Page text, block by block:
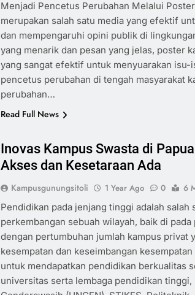
Menjadi Pencetus Perubahan Melalui
merupakan salah satu media yang efektif
dan mempengaruhi opini publik di
yang menarik dan pesan yang jelas, poster
yang sangat efektif untuk menyuarakan isu-
pencetus perubahan di tengah masyarakat
perubahan…
Read Full News
Inovas Kampus Swasta di
Akses dan Kesetaraan Ada
Kampusgunungsitoli 1 Year Ago 0
6
Pendidikan pada jenjang tinggi adalah salah
perkembangan sebuah wilayah, baik di
dengan pertumbuhan jumlah kampus privat
kesempatan dan keseimbangan
untuk mendapatkan pendidikan berkualitas
universitas serta lembaga pendidikan